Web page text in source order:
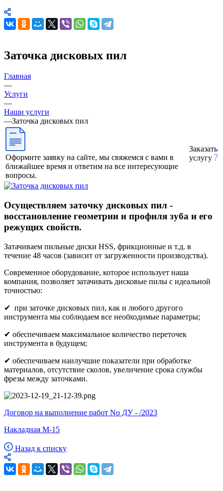
Заточка дисковых пил
Главная
—
Услуги
—
Наши услуги
—Заточка дисковых пил
Оформите заявку на сайте, мы свяжемся с вами в
ближайшее время и ответим на все интересующие
вопросы.
Заказать
услугу
Осуществляем заточку дисковых пил -
восстановление геометрии и профиля зуба и его
режущих свойств.
Затачиваем пильные диски HSS, фрикционные и т.д. в
течение 48 часов (зависит от загруженности производства).
Современное оборудование, которое использует наша
компания, позволяет затачивать дисковые пилы с идеальной
точностью:
✔ при заточке дисковых пил, как и любого другого
инструмента мы соблюдаем все необходимые параметры;
✔ обеспечиваем максимальное количество переточек
инструмента в будущем;
✔ обеспечиваем наилучшие показатели при обработке
материалов, отсутствие сколов, увеличение срока службы
фрезы между заточками.
Договор на выполнение работ No ДУ - /2023
Накладная М-15
Назад к списку